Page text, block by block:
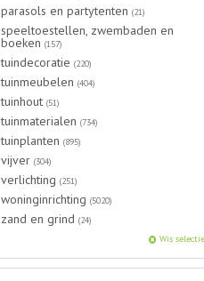
parasols en partytenten (21)
speeltoestellen, zwembaden en
boeken (157)
tuindecoratie (220)
tuinmeubelen (404)
tuinhout (51)
tuinmaterialen (734)
tuinplanten (895)
vijver (304)
verlichting (251)
woninginrichting (5020)
zand en grind (24)
Wis selectie